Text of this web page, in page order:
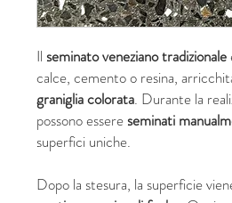
Il seminato venezianotradizionale
calce, cemento o resina,
graniglia colorata. Durante la
possono essereseminati
superfici uniche.
Dopo la stesura, la superficie